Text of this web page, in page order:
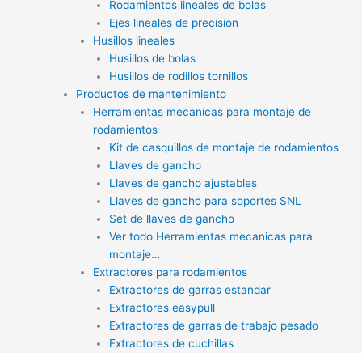
Rodamientos lineales de bolas
Ejes lineales de precision
Husillos lineales
Husillos de bolas
Husillos de rodillos tornillos
Productos de mantenimiento
Herramientas mecanicas para montaje de
rodamientos
Kit de casquillos de montaje de rodamientos
Llaves de gancho
Llaves de gancho ajustables
Llaves de gancho para soportes SNL
Set de llaves de gancho
Ver todo Herramientas mecanicas para
montaje…
Extractores para rodamientos
Extractores de garras estandar
Extractores easypull
Extractores de garras de trabajo pesado
Extractores de cuchillas